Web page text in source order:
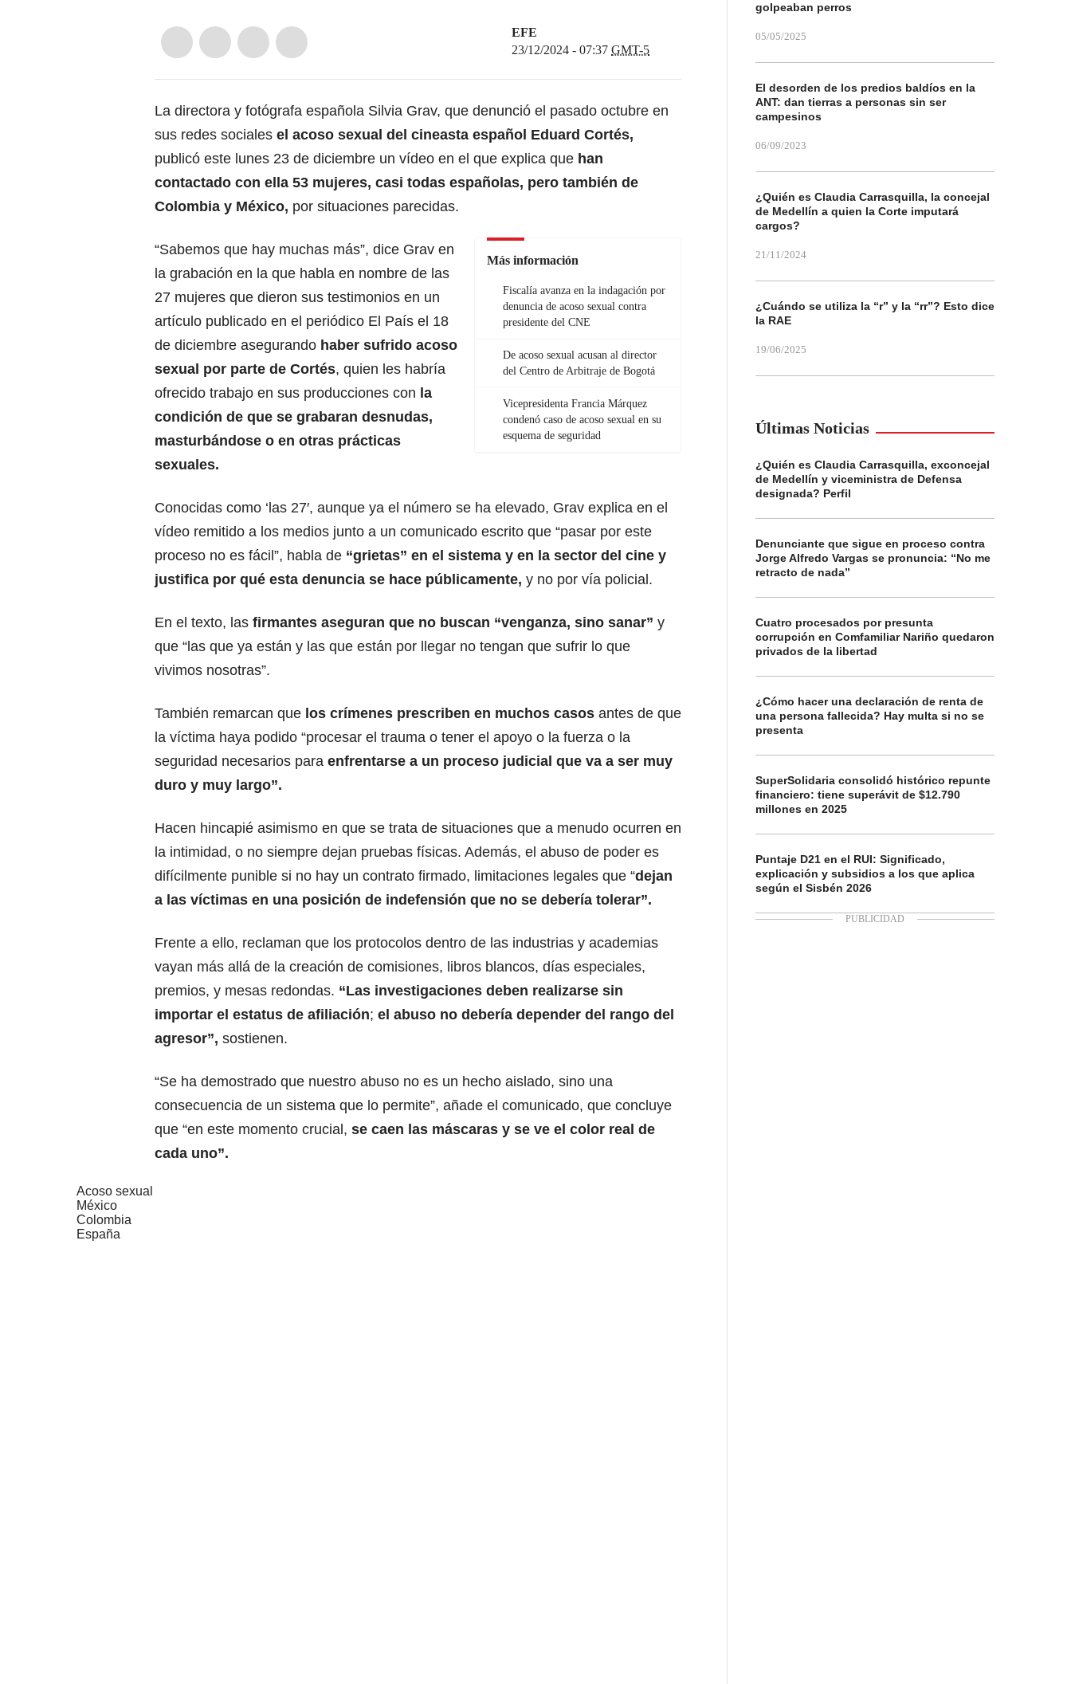
EFE
23/12/2024 - 07:37 GMT-5
La directora y fotógrafa española Silvia Grav, que denunció el pasado octubre en
sus redes sociales el acoso sexual del cineasta español Eduard Cortés,
publicó este lunes 23 de diciembre un vídeo en el que explica que han
contactado con ella 53 mujeres, casi todas españolas, pero también de
Colombia y México, por situaciones parecidas.
Más información
Fiscalía avanza en la indagación por
denuncia de acoso sexual contra
presidente del CNE
De acoso sexual acusan al director
del Centro de Arbitraje de Bogotá
Vicepresidenta Francia Márquez
condenó caso de acoso sexual en su
esquema de seguridad
“Sabemos que hay muchas más”, dice Grav en
la grabación en la que habla en nombre de las
27 mujeres que dieron sus testimonios en un
artículo publicado en el periódico El País el 18
de diciembre asegurando haber sufrido acoso
sexual por parte de Cortés, quien les habría
ofrecido trabajo en sus producciones con la
condición de que se grabaran desnudas,
masturbándose o en otras prácticas
sexuales.
Conocidas como ‘las 27′, aunque ya el número se ha elevado, Grav explica en el
vídeo remitido a los medios junto a un comunicado escrito que “pasar por este
proceso no es fácil”, habla de “grietas” en el sistema y en la sector del cine y
justifica por qué esta denuncia se hace públicamente, y no por vía policial.
En el texto, las firmantes aseguran que no buscan “venganza, sino sanar” y
que “las que ya están y las que están por llegar no tengan que sufrir lo que
vivimos nosotras”.
También remarcan que los crímenes prescriben en muchos casos antes de que
la víctima haya podido “procesar el trauma o tener el apoyo o la fuerza o la
seguridad necesarios para enfrentarse a un proceso judicial que va a ser muy
duro y muy largo”.
Hacen hincapié asimismo en que se trata de situaciones que a menudo ocurren en
la intimidad, o no siempre dejan pruebas físicas. Además, el abuso de poder es
difícilmente punible si no hay un contrato firmado, limitaciones legales que “dejan
a las víctimas en una posición de indefensión que no se debería tolerar”.
Frente a ello, reclaman que los protocolos dentro de las industrias y academias
vayan más allá de la creación de comisiones, libros blancos, días especiales,
premios, y mesas redondas. “Las investigaciones deben realizarse sin
importar el estatus de afiliación; el abuso no debería depender del rango del
agresor”, sostienen.
“Se ha demostrado que nuestro abuso no es un hecho aislado, sino una
consecuencia de un sistema que lo permite”, añade el comunicado, que concluye
que “en este momento crucial, se caen las máscaras y se ve el color real de
cada uno”.
Acoso sexual
México
Colombia
España
golpeaban perros
05/05/2025
El desorden de los predios baldíos en la
ANT: dan tierras a personas sin ser
campesinos
06/09/2023
¿Quién es Claudia Carrasquilla, la concejal
de Medellín a quien la Corte imputará
cargos?
21/11/2024
¿Cuándo se utiliza la “r” y la “rr”? Esto dice
la RAE
19/06/2025
Últimas Noticias
¿Quién es Claudia Carrasquilla, exconcejal
de Medellín y viceministra de Defensa
designada? Perfil
Denunciante que sigue en proceso contra
Jorge Alfredo Vargas se pronuncia: “No me
retracto de nada”
Cuatro procesados por presunta
corrupción en Comfamiliar Nariño quedaron
privados de la libertad
¿Cómo hacer una declaración de renta de
una persona fallecida? Hay multa si no se
presenta
SuperSolidaria consolidó histórico repunte
financiero: tiene superávit de $12.790
millones en 2025
Puntaje D21 en el RUI: Significado,
explicación y subsidios a los que aplica
según el Sisbén 2026